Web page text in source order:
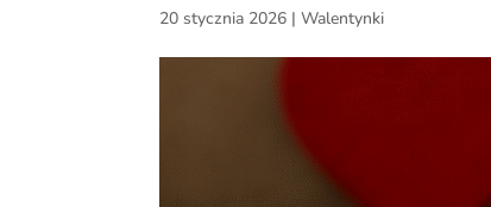
20 stycznia 2026 |Walentynki